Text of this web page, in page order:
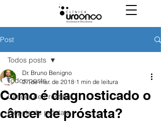
Post
Todos posts
Câncer de Próstata
Biópsia de próstata
Todos posts
Como é diagnosticado o
câncer de próstata?
Dr. Bruno Benigno
27 de mar. de 2018 1 min de leitura